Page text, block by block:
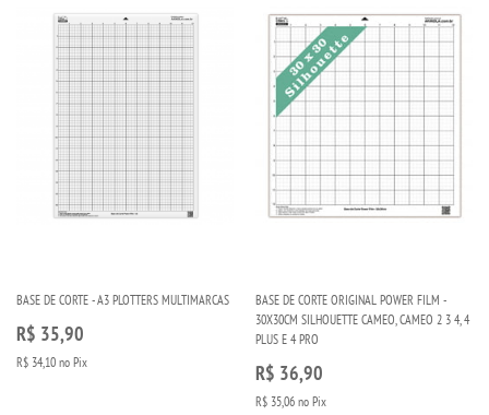
BASE DE CORTE - A3 PLOTTERS MULTIMARCAS
R$ 35,90
R$ 34,10 no Pix
BASE DE CORTE ORIGINAL POWER FILM -
30X30CM SILHOUETTE CAMEO, CAMEO 2 3 4, 4
PLUS E 4 PRO
R$ 36,90
R$ 35,06 no Pix